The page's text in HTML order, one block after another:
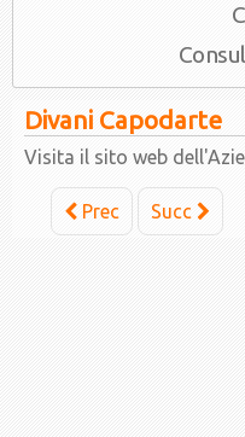
Divani Capodarte
Visita il sito web
Prec Succ